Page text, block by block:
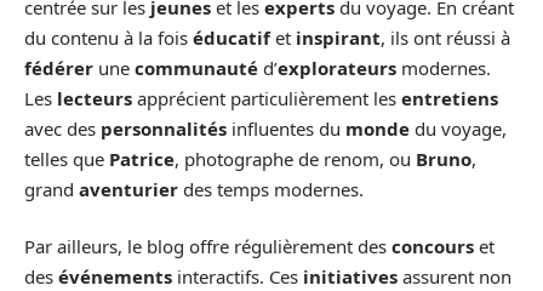
centrée sur les jeunes et les experts du voyage. En créant
du contenu à la fois éducatifet inspirant, ils ont réussi à
fédérer une communauté d’explorateurs modernes.
Les lecteurs apprécient particulièrement les entretiens
avec des personnalités influentes du monde du voyage,
telles que Patrice, photographe de renom, ou Bruno,
grand aventurier des temps modernes.
Par ailleurs, le blog offre régulièrement des concours et
des événements interactifs. Ces initiatives assurent non